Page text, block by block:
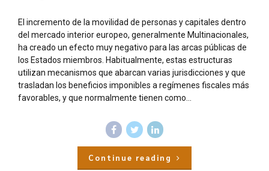
El incremento de la movilidad de personas y capitales dentro
del mercado interior europeo, generalmente Multinacionales,
ha creado un efecto muy negativo para las arcas públicas de
los Estados miembros. Habitualmente, estas estructuras
utilizan mecanismos que abarcan varias jurisdicciones y que
trasladan los beneficios imponibles a regímenes fiscales más
favorables, y que normalmente tienen como...
Continue reading